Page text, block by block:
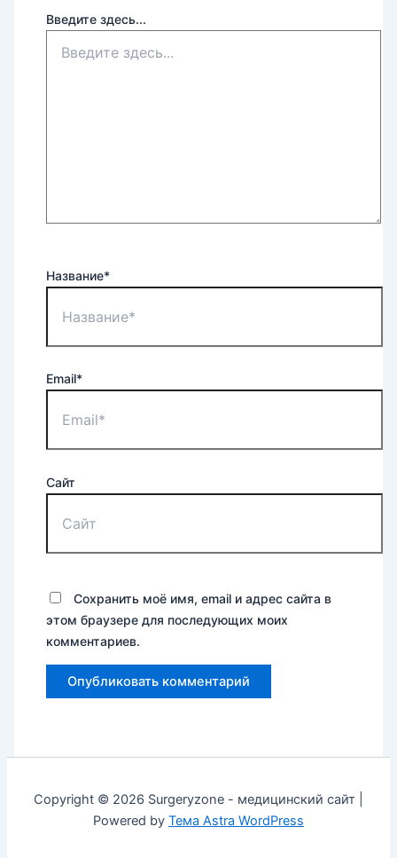
Введите здесь...
Название*
Email*
Сайт
Сохранить моё имя, email и адрес сайта в
этом браузере для последующих моих
комментариев.
Copyright © 2026 Surgeryzone - медицинский сайт |
Powered by Тема Astra WordPress